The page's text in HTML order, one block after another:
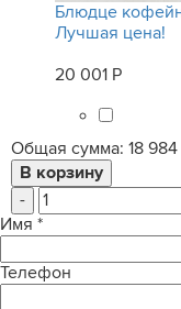
Блюдце
Лучшая цена!
20 001 Р
Общая сумма: 18 984
-
Имя *
Телефон